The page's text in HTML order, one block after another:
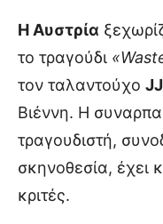
Η Αυστρία
το τραγούδι
τον ταλαντούχο
Βιέννη. Η
τραγουδιστή,
σκηνοθεσία, έχει
κριτές.